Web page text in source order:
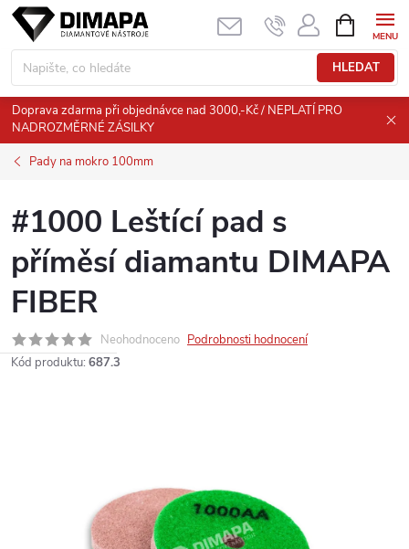
Přejít
obsah
HLEDAT
NÁKUPNÍ
KOŠÍK
Doprava zdarma při objednávce nad 3000,-Kč / NEPLATÍ PRO
NADROZMĚRNÉ ZÁSILKY
Pady na mokro 100mm
#1000 Leštící pad s
příměsí diamantu DIMAPA
FIBER
Neohodnoceno Podrobnosti hodnocení
Kód produktu: 687.3